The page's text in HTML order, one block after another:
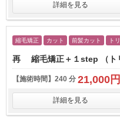
詳細を見る
縮毛矯正 カット 前髪カット ト
再 縮毛矯正＋１step （ト
【施術時間】 240 分 21,000円
詳細を見る